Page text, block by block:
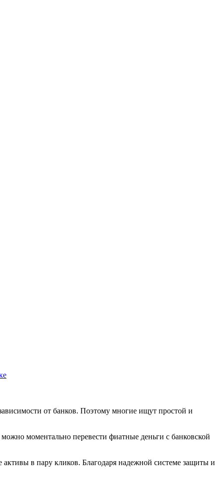
от банков. Поэтому многие ищут простой и
моментально перевести фиатные деньги с банковской
в пару кликов. Благодаря надежной системе защиты и